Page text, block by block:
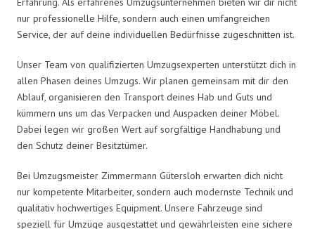
nur professionelle Hilfe, sondern auch einen umfangreichen
Service, der auf deine individuellen Bedürfnisse zugeschnitten ist.
Unser Team von qualifizierten Umzugsexperten unterstützt dich in
allen Phasen deines Umzugs. Wir planen gemeinsam mit dir den
Ablauf, organisieren den Transport deines Hab und Guts und
kümmern uns um das Verpacken und Auspacken deiner Möbel.
Dabei legen wir großen Wert auf sorgfältige Handhabung und
den Schutz deiner Besitztümer.
Bei Umzugsmeister Zimmermann Gütersloh erwarten dich nicht
nur kompetente Mitarbeiter, sondern auch modernste Technik und
qualitativ hochwertiges Equipment. Unsere Fahrzeuge sind
speziell für Umzüge ausgestattet und gewährleisten eine sichere